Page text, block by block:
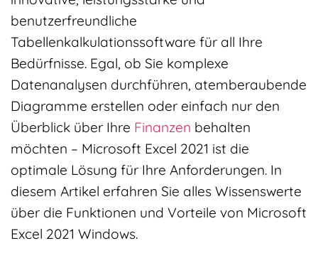
benutzerfreundliche
Tabellenkalkulationssoftware für all Ihre
Bedürfnisse. Egal, ob Sie komplexe
Datenanalysen durchführen, atemberaubende
Diagramme erstellen oder einfach nur den
Überblick über Ihre Finanzen behalten
möchten – Microsoft Excel 2021 ist die
optimale Lösung für Ihre Anforderungen. In
diesem Artikel erfahren Sie alles Wissenswerte
über die Funktionen und Vorteile von Microsoft
Excel 2021 Windows.